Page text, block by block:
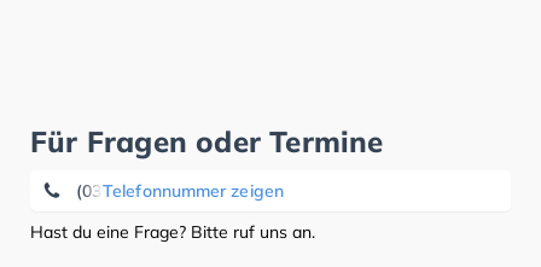
Für Fragen oder Termine
Telefonnummer zeigen
(0391) 2 52 41 49
Hast du eine Frage? Bitte ruf uns an.